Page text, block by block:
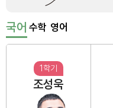
국어 수학 영어
1학기
조성욱